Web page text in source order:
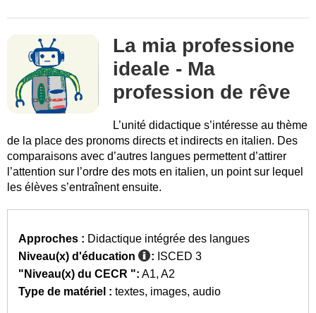
La mia professione
ideale - Ma
profession de rêve
L’unité didactique s’intéresse au thème
de la place des pronoms directs et indirects en italien. Des
comparaisons avec d’autres langues permettent d’attirer
l’attention sur l’ordre des mots en italien, un point sur lequel
les élèves s’entraînent ensuite.
Approches : Didactique intégrée des langues
Niveau(x) d'éducation
: ISCED 3
"Niveau(x) du CECR ": A1 A2
Type de matériel : textes images audio